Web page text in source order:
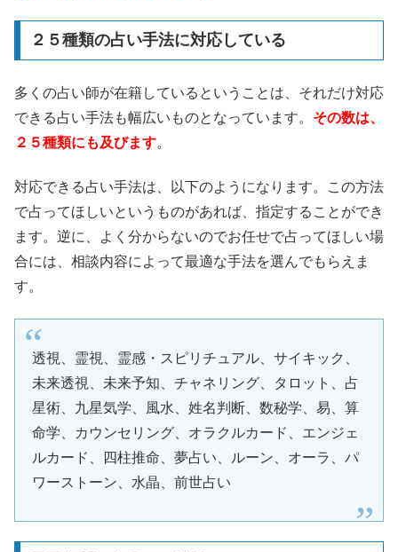
２５種類の占い手法に対応している
多くの占い師が在籍しているということは、それだけ対応
できる占い手法も幅広いものとなっています。 その数は、
２５種類にも及びます。
対応できる占い手法は、以下のようになります。この方法
で占ってほしいというものがあれば、指定することができ
ます。逆に、よく分からないのでお任せで占ってほしい場
合には、相談内容によって最適な手法を選んでもらえま
す。
透視、霊視、霊感・スピリチュアル、サイキック、
未来透視、未来予知、チャネリング、タロット、占
星術、九星気学、風水、姓名判断、数秘学、易、算
命学、カウンセリング、オラクルカード、エンジェ
ルカード、四柱推命、夢占い、ルーン、オーラ、パ
ワーストーン、水晶、前世占い